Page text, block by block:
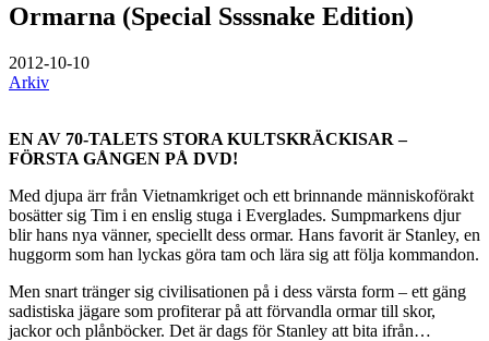
Ormarna (Special Ssssnake Edition)
2012-10-10
Arkiv
EN AV 70-TALETS STORA KULTSKRÄCKISAR –
FÖRSTA GÅNGEN PÅ DVD!
Med djupa ärr från Vietnamkriget och ett brinnande människoförakt
bosätter sig Tim i en enslig stuga i Everglades. Sumpmarkens djur
blir hans nya vänner, speciellt dess ormar. Hans favorit är Stanley, en
huggorm som han lyckas göra tam och lära sig att följa kommandon.
Men snart tränger sig civilisationen på i dess värsta form – ett gäng
sadistiska jägare som profiterar på att förvandla ormar till skor,
jackor och plånböcker. Det är dags för Stanley att bita ifrån…